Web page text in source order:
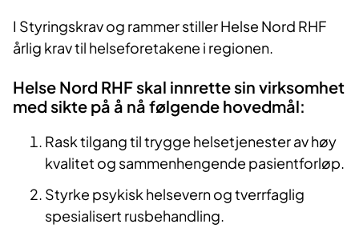
I Styringskrav og rammer stiller Helse Nord RHF
årlig krav til helseforetakene i regionen.
Helse Nord RHF skal innrette sin virksomhet
med sikte på å nå følgende hovedmål:
Rask tilgang til trygge helsetjenester av høy
kvalitet og sammenhengende pasientforløp.
Styrke psykisk helsevern og tverrfaglig
spesialisert rusbehandling.